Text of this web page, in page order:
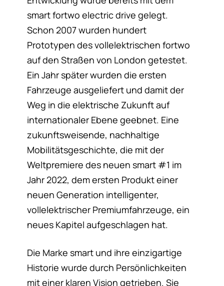
smart fortwo electric drive gelegt.
Schon 2007 wurden hundert
Prototypen des vollelektrischen fortwo
auf den Straßen von London getestet.
Ein Jahr später wurden die ersten
Fahrzeuge ausgeliefert und damit der
Weg in die elektrische Zukunft auf
internationaler Ebene geebnet. Eine
zukunftsweisende, nachhaltige
Mobilitätsgeschichte, die mit der
Weltpremiere des neuen smart #1 im
Jahr 2022, dem ersten Produkt einer
neuen Generation intelligenter,
vollelektrischer Premiumfahrzeuge, ein
neues Kapitel aufgeschlagen hat.
Die Marke smart und ihre einzigartige
Historie wurde durch Persönlichkeiten
mit einer klaren Vision getrieben. Sie